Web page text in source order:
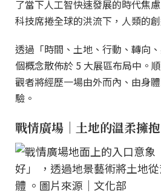
了當下人工智快速發展的時代焦
科技席捲全球的洪流下，人類的
透過「時間、土地、行動、轉向
個概念散佈於 5 大展區布局中。
觀者將經歷一場由外而內、由身
驗。
戰情廣場｜土地的溫柔擁抱